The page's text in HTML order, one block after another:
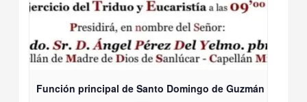
Función principal de Santo Domingo de Guzmán